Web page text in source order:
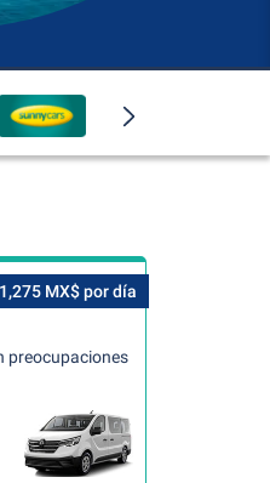
MX$ por día
preocupaciones